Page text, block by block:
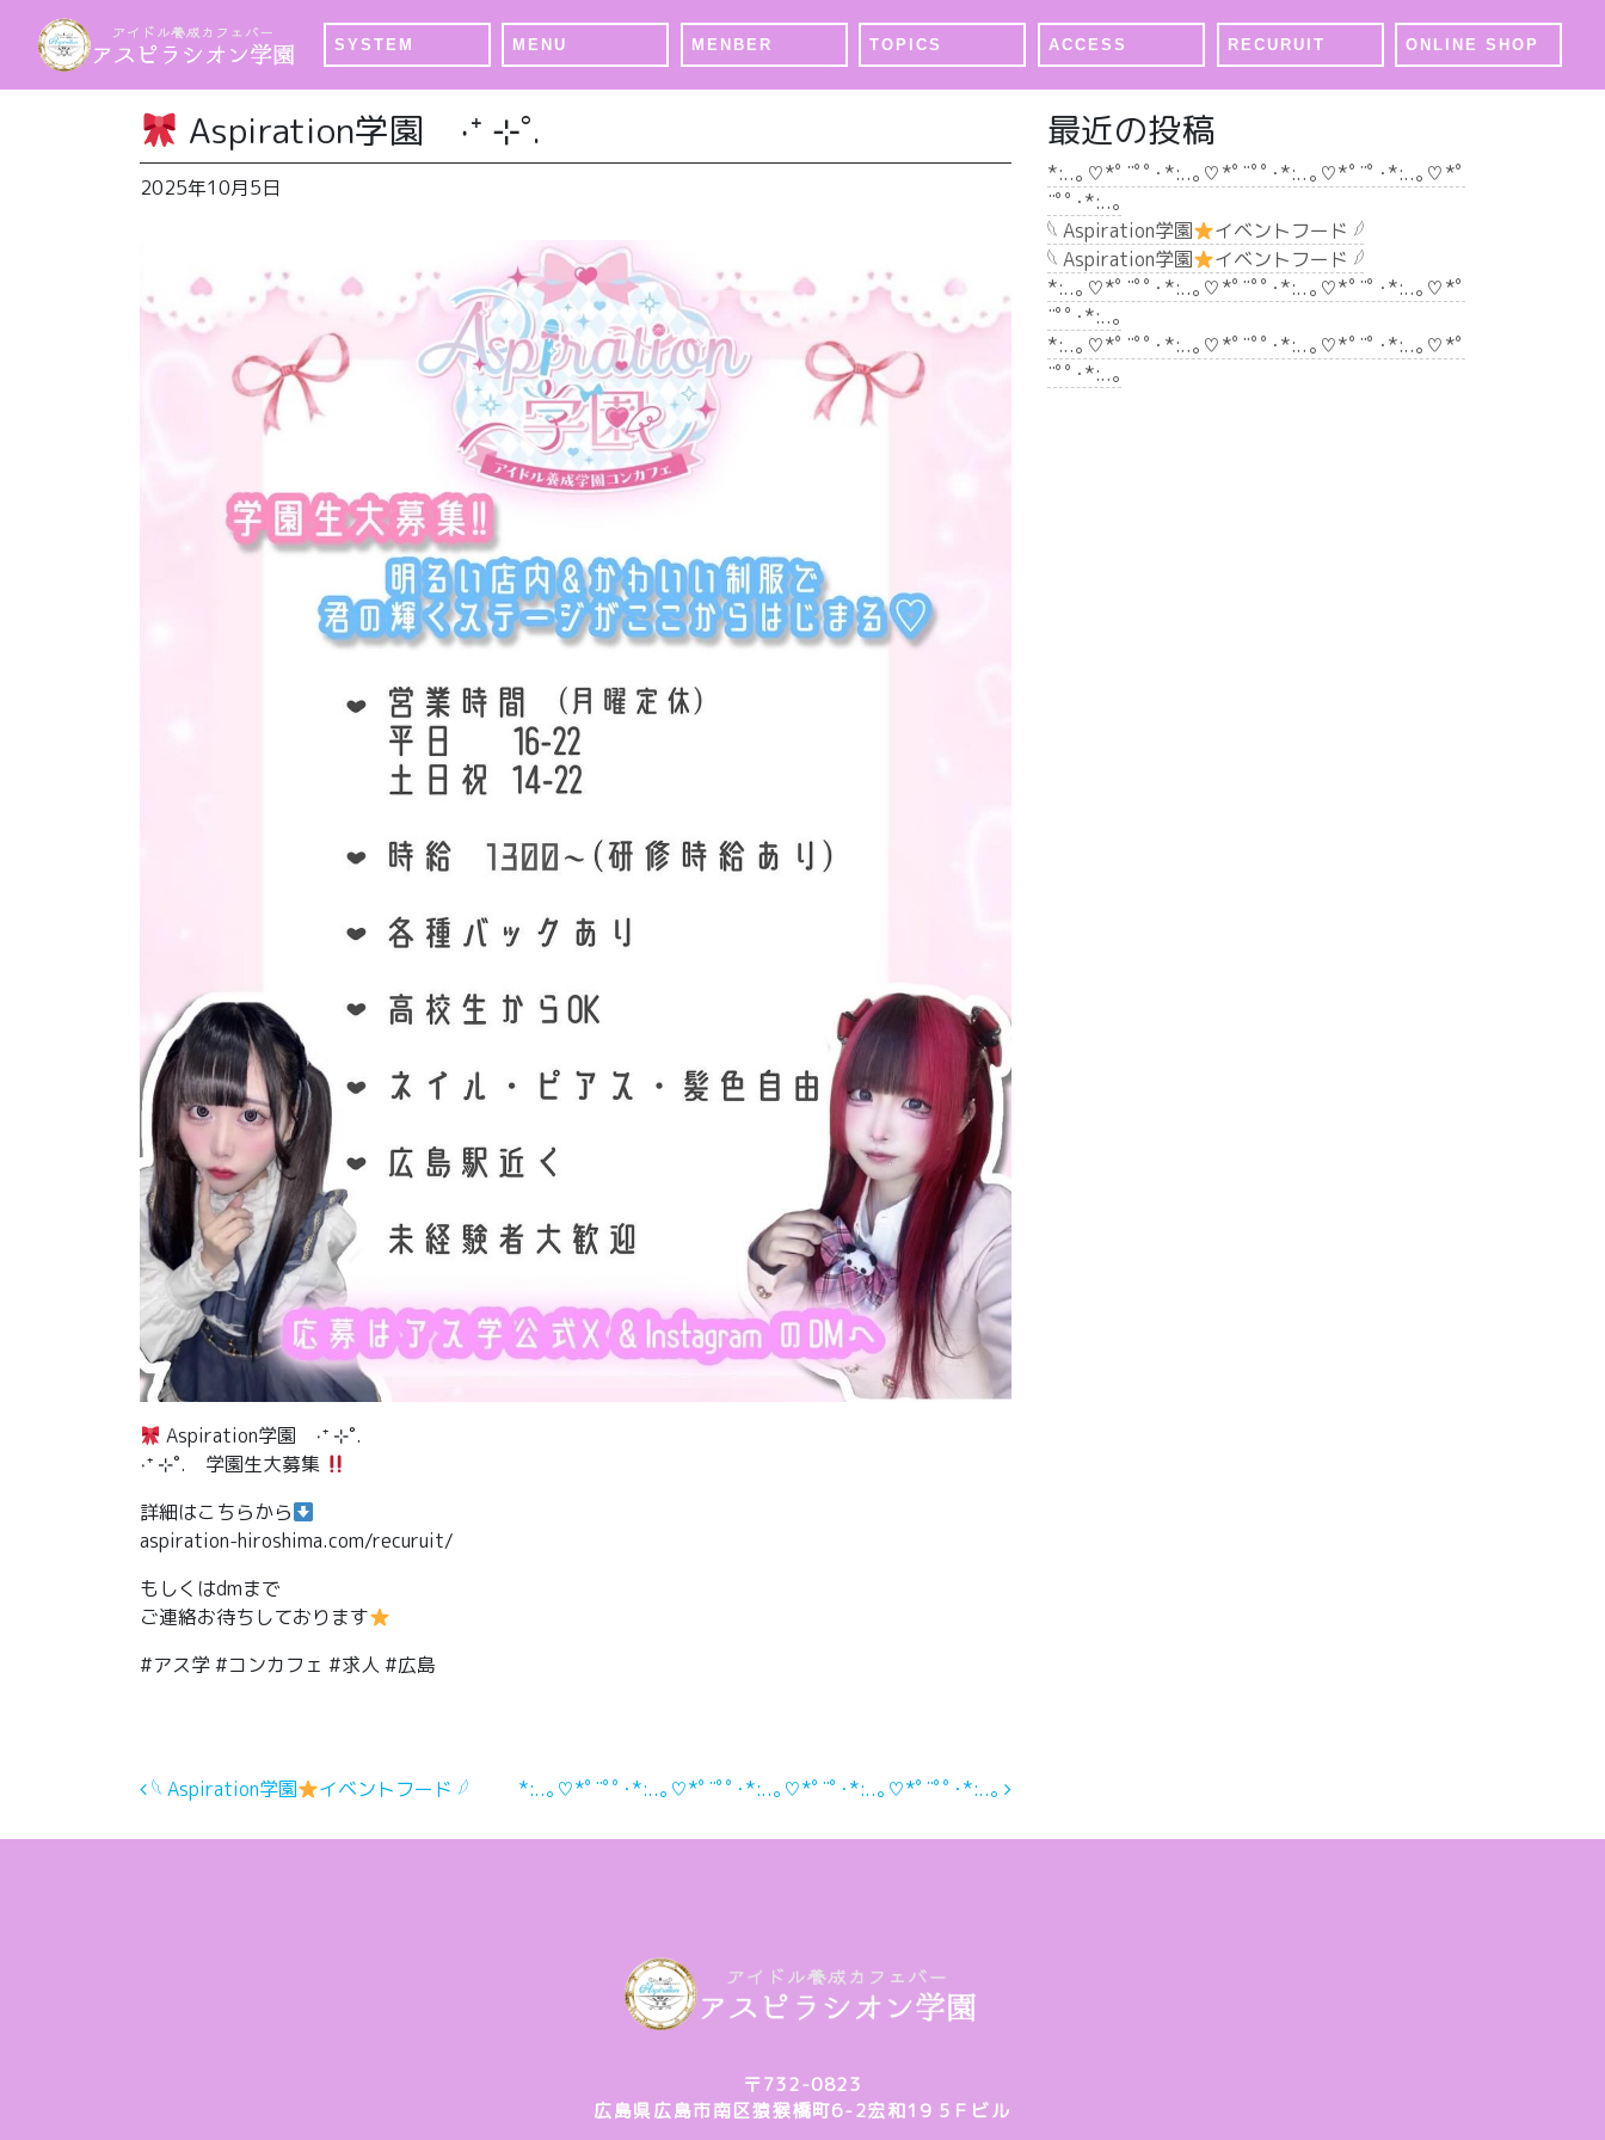
SYSTEM MENU MENBER TOPICS ACCESS RECURUIT ONLINE SHOP
Aspiration学園 ‧⁺ ⊹˚.
2025年10月5日
Aspiration学園 ‧⁺ ⊹˚.
‧⁺ ⊹˚. 学園生大募集
詳細はこちらから
aspiration-hiroshima.com/recuruit/
もしくはdmまで
ご連絡お待ちしております
#アス学 #コンカフェ #求人 #広島
投稿ナビゲーション
𓆩 Aspiration学園 イベントフード 𓆪 *:..｡♡*ﾟ¨ﾟﾟ･*:..｡♡*ﾟ¨ﾟﾟ･*:..｡♡*ﾟ¨ﾟ･*:..｡♡*ﾟ¨ﾟﾟ･*:..｡
最近の投稿
*:..｡♡*ﾟ¨ﾟﾟ･*:..｡♡*ﾟ¨ﾟﾟ･*:..｡♡*ﾟ¨ﾟ･*:..｡♡*ﾟ
¨ﾟﾟ･*:..｡
𓆩 Aspiration学園
イベントフード 𓆪
𓆩 Aspiration学園
イベントフード 𓆪
*:..｡♡*ﾟ¨ﾟﾟ･*:..｡♡*ﾟ¨ﾟﾟ･*:..｡♡*ﾟ¨ﾟ･*:..｡♡*ﾟ
¨ﾟﾟ･*:..｡
*:..｡♡*ﾟ¨ﾟﾟ･*:..｡♡*ﾟ¨ﾟﾟ･*:..｡♡*ﾟ¨ﾟ･*:..｡♡*ﾟ
¨ﾟﾟ･*:..｡
〒732-0823
広島県広島市南区猿猴橋町6-2宏和19 5Ｆビル